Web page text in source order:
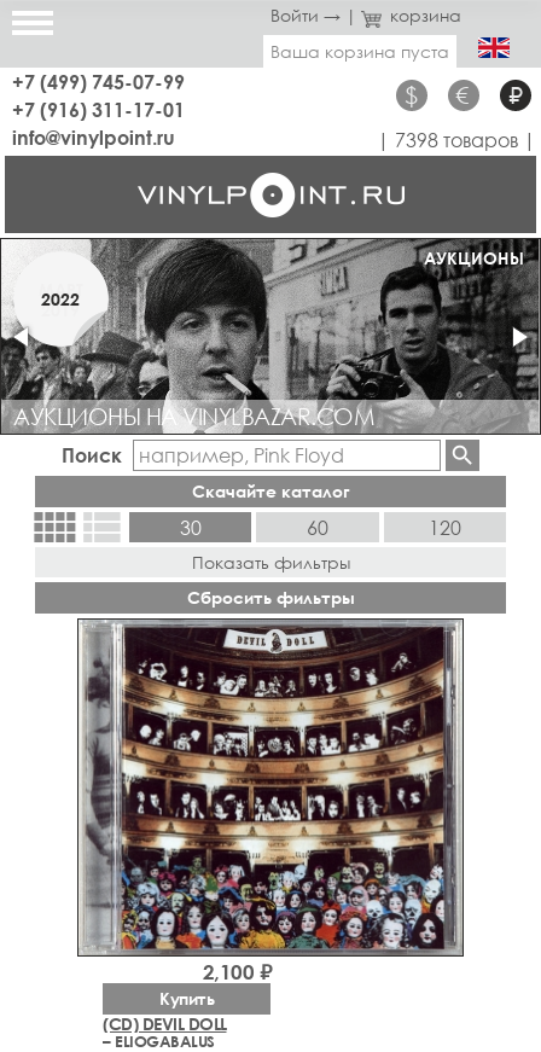
Войти → |
корзина
Ваша корзина пуста
+7 (499) 745-07-99
+7 (916) 311-17-01
$ € ₽
info@vinylpoint.ru | 7398 товаров |
МАГАЗИН ОТКРЫТ
МАРТ
2019
АУКЦИОНЫ
2022
АУКЦИОНЫ НА VINYLBAZAR.COM
Поиск
Скачайте каталог
view_comfyview_list 30 60 120
Показать фильтры
Сбросить фильтры
(CD) DEVIL DOLL
– ELIOGABALUS
2,100 ₽
Купить